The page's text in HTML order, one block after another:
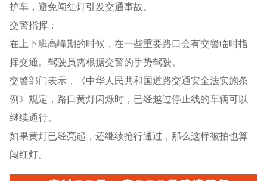
护车，避免闯红灯引发交通事故。
交警指挥：
在上下班高峰期的时候，在一些重要路口会有交警临时指
挥交通。驾驶员需根据交警的手势驾驶。
交警部门表示，《中华人民共和国道路交通安全法实施条
例》规定，路口黄灯闪烁时，已经越过停止线的车辆可以
继续通行。
如果黄灯已经亮起，还继续抢行通过，那么这样被拍也算
闯红灯。